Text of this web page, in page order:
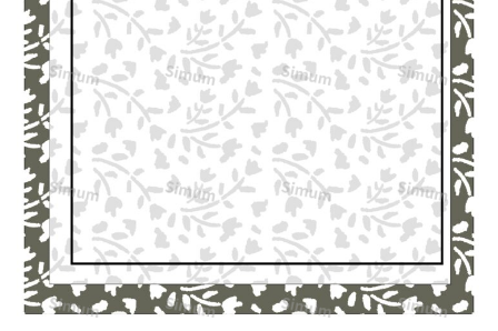
ト
に
な
り
ま
す。
上
品
な
デ